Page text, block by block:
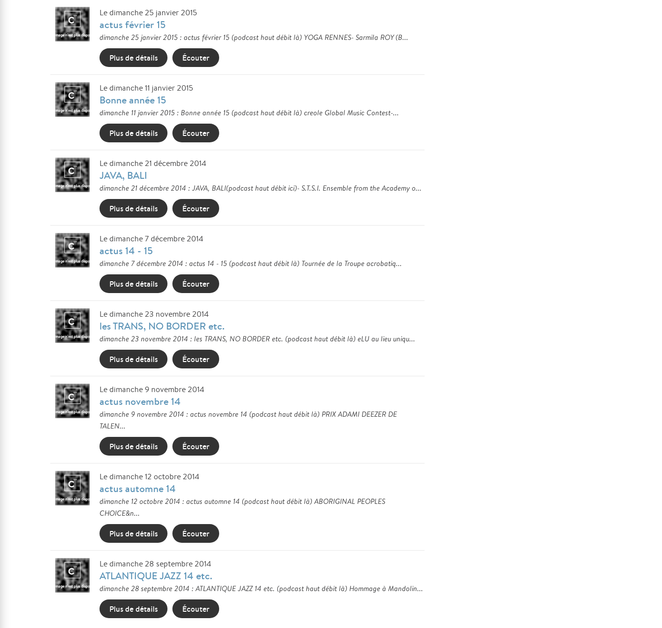
Le dimanche 25 janvier 2015
actus février 15
dimanche 25 janvier 2015 : actus février 15 (podcast haut débit là) YOGA RENNES- Sarmila ROY (B...
Plus de détails Écouter
Le dimanche 11 janvier 2015
Bonne année 15
dimanche 11 janvier 2015 : Bonne année 15 (podcast haut débit là) creole Global Music Contest-...
Plus de détails Écouter
Le dimanche 21 décembre 2014
JAVA, BALI
dimanche 21 décembre 2014 : JAVA, BALI(podcast haut débit ici)- S.T.S.I. Ensemble from the Academy o...
Plus de détails Écouter
Le dimanche 7 décembre 2014
actus 14 - 15
dimanche 7 décembre 2014 : actus 14 - 15 (podcast haut débit là) Tournée de la Troupe acrobatiq...
Plus de détails Écouter
Le dimanche 23 novembre 2014
les TRANS, NO BORDER etc.
dimanche 23 novembre 2014 : les TRANS, NO BORDER etc. (podcast haut débit là) eLU au lieu uniqu...
Plus de détails Écouter
Le dimanche 9 novembre 2014
actus novembre 14
dimanche 9 novembre 2014 : actus novembre 14 (podcast haut débit là) PRIX ADAMI DEEZER DE
TALEN...
Plus de détails Écouter
Le dimanche 12 octobre 2014
actus automne 14
dimanche 12 octobre 2014 : actus automne 14 (podcast haut débit là) ABORIGINAL PEOPLES
CHOICE&n...
Plus de détails Écouter
Le dimanche 28 septembre 2014
ATLANTIQUE JAZZ 14 etc.
dimanche 28 septembre 2014 : ATLANTIQUE JAZZ 14 etc. (podcast haut débit là) Hommage à Mandolin...
Plus de détails Écouter